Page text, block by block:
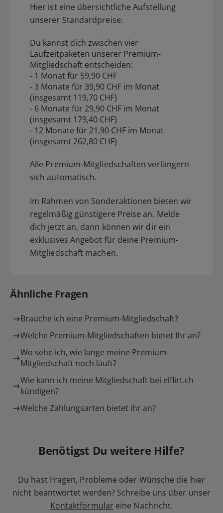
Hier ist eine übersichtliche Aufstellung
unserer Standardpreise:
Du kannst dich zwischen vier
Laufzeitpaketen unserer Premium-
Mitgliedschaft entscheiden:
- 1 Monat für 59,90 CHF
- 3 Monate für 39,90 CHF im Monat
(insgesamt 119,70 CHF)
- 6 Monate für 29,90 CHF im Monat
(insgesamt 179,40 CHF)
- 12 Monate für 21,90 CHF im Monat
(insgesamt 262,80 CHF)
Alle Premium-Mitgliedschaften verlängern
sich automatisch.
Im Rahmen von Sonderaktionen bieten wir
regelmäßig günstigere Preise an. Melde
dich jetzt an, dann können wir dir ein
exklusives Angebot für deine Premium-
Mitgliedschaft machen.
Ähnliche Fragen
Brauche ich eine Premium-Mitgliedschaft?
Welche Premium-Mitgliedschaften bietet Ihr an?
Wo sehe ich, wie lange meine Premium-
Mitgliedschaft noch läuft?
Wie kann ich meine Mitgliedschaft bei elflirt.ch
kündigen?
Welche Zahlungsarten bietet ihr an?
Benötigst Du weitere Hilfe?
Du hast Fragen, Probleme oder Wünsche die hier
nicht beantwortet werden? Schreibe uns über unser
Kontaktformular eine Nachricht.